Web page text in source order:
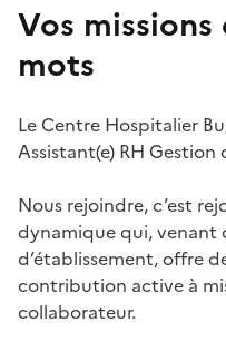
Vos
mots
Le Centre Hospitalier
Assistant(e) RH
Nous rejoindre, c’est
dynamique qui, venant
d’établissement, offre
contribution active à
collaborateur.